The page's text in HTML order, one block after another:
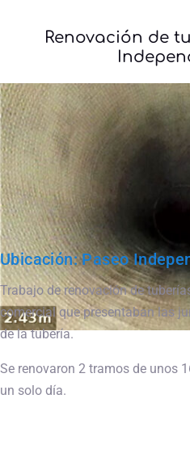
Renovación de
Ubicación: Paseo
Trabajo de renovación de
comercial que presentaban las
de la tubería.
Se renovaron 2 tramos de unos
un solo día.